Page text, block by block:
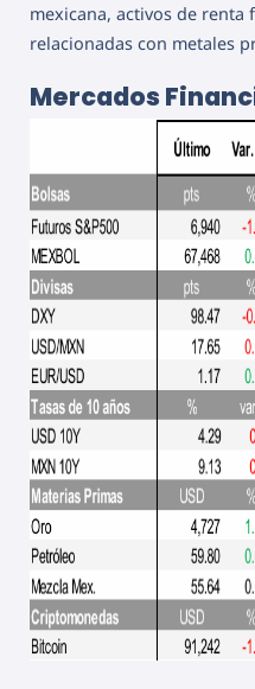
mexicana, activos de renta
relacionadas con metales
Mercados